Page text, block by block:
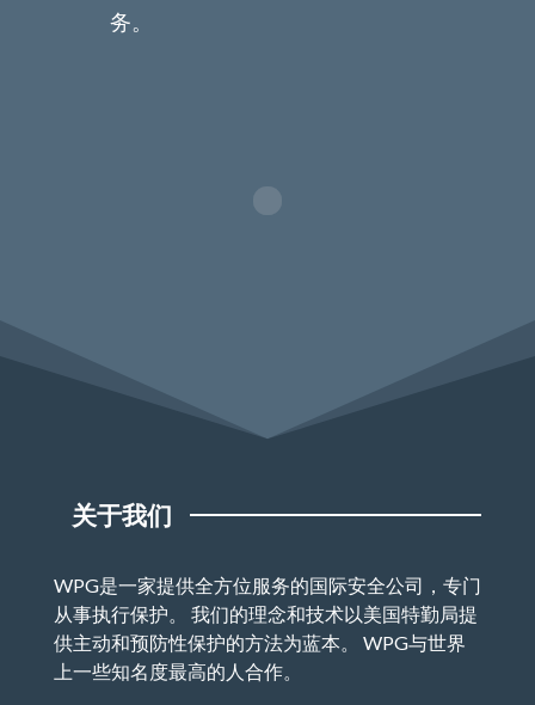
务。
关于我们
WPG是一家提供全方位服务的国际安全公司，专门
从事执行保护。 我们的理念和技术以美国特勤局提
供主动和预防性保护的方法为蓝本。 WPG与世界
上一些知名度最高的人合作。